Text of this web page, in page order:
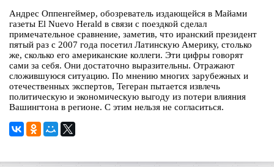
Андрес Оппенгеймер, обозреватель издающейся в Майами
газеты El Nuevo Herald в связи с поездкой сделал
примечательное сравнение, заметив, что иранский президент
пятый раз с 2007 года посетил Латинскую Америку, столько
же, сколько его американские коллеги. Эти цифры говорят
сами за себя. Они достаточно выразительны. Отражают
сложившуюся ситуацию. По мнению многих зарубежных и
отечественных экспертов, Тегеран пытается извлечь
политическую и экономическую выгоду из потери влияния
Вашингтона в регионе. С этим нельзя не согласиться.